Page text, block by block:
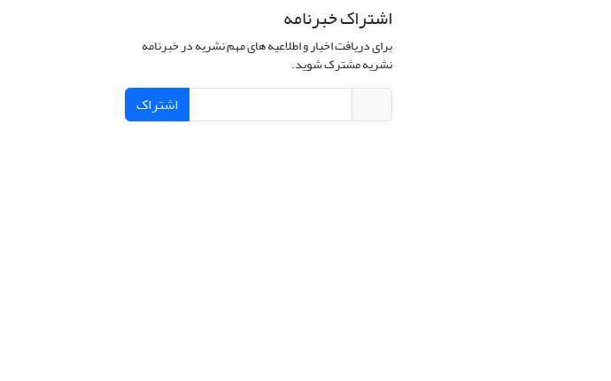
اشتراک خبرنامه
برای دریافت اخبار و اطلاعیه های مهم نشریه در خبرنامه
نشریه مشترک شوید.
اشتراک